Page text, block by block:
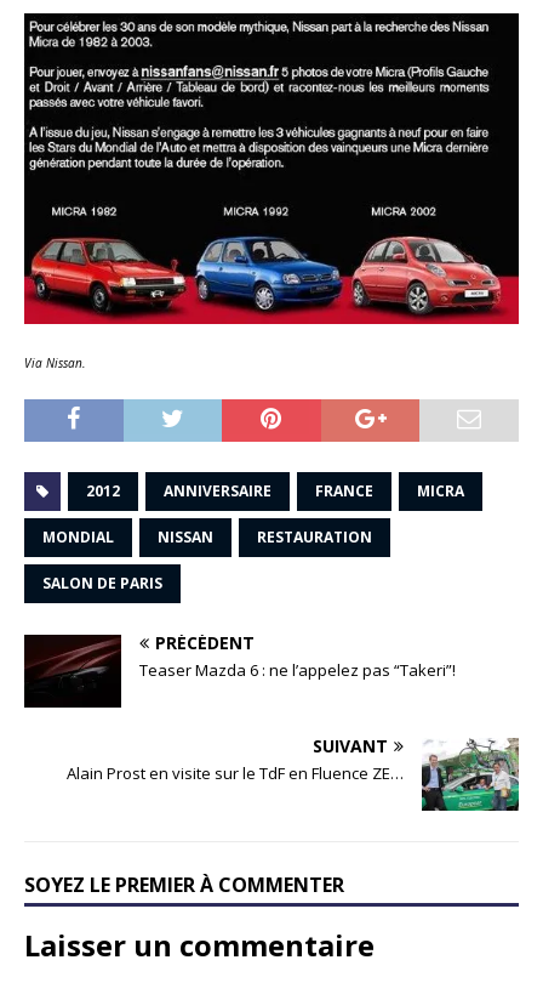
Via Nissan.
2012 ANNIVERSAIRE FRANCE MICRA
MONDIAL NISSAN RESTAURATION
SALON DE PARIS
PRÉCÉDENT
Teaser Mazda 6 : ne l’appelez pas “Takeri”!
SUIVANT
Alain Prost en visite sur le TdF en Fluence ZE…
SOYEZ LE PREMIER À COMMENTER
Laisser un commentaire